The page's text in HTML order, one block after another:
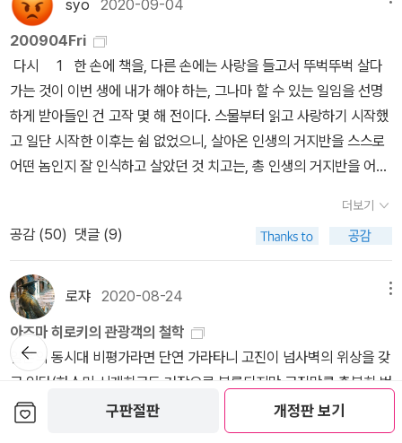
구판절판 개정판 보기
하지 못했을 것이다. 모든 것은 말에서 시작되었다. (토니 주트, 『더
나은 삶을 상상하라』, pp.174-175)사사키 아타루의 『잘라라, 기도
하는 그 손을』은 적어도 내겐 단순히 어느 세상 물정 모르는 백면서생
의 자아도취적인 문학주의 선언문으로 읽히지 않았다. 대신에 이 책
은 진정한 의미에서 혁명이란 무엇이고, 그 혁명이 맞서야할 폭력이
란 또 무엇이며, 언어와 사상, 텍스트가 어째서 혁명의 과업에 필수적
인 일부일 수밖에 없는지를 보여주고 있을 뿐이다. 그러니 이 책은 문
학의 가치를 탐구하는 책도, 루터의 열정을 추적하는 책도, 독서의 재
미를 증언하는 책도 아니다. 오직 언어로부터 시작되어 텍스트, 곧 세
계 전체를 바꾸는 것으로 귀결되는 혁명의 절차와 논리를 탐구하고
나아간다. 지극히 단순하고 전체주의적이며 기만적이기까지 한 종말
론과는 비교할 수 없겠지만. 나만의 생각일까. 모르겠다. 입에서 자꾸
맴돈다. ‘새로운 것은 없다’라, ‘새로운 것은 없다.’라, 그냥 내뱉고 말
생각은 아닌 것 같아 남겨본다.* * * 루시디. 이 작가는 [문학-정
치]의 첨예한 관계를 있는 그대로 드러낸 상징이다. 여기서 가오싱젠
을 한 번 더 말하고 싶었다. 언젠가 한 영화평론을 읽었다. 왜 우리나
라에서는 정치인을 주제로 한 영화가 나오지 않느냐는 글이다. 혹 그
평론을 아는 이가 있을지 모르겠다. (어딘가 크게 게재됐던 기억이 있
까.”라는 단발의 역정을 적어놔서 웃었다. 생각해봤다. 그보다는 문학
과 정치가 연결되어 있는 것을 본능적으로 거부하려는 어떤 습성이
우리에게 들어있는 까닭이 아닐까, 그래서 ‘만들어봤자’인 영화를 만
들지 않는 것이 아닐까. 그렇지 않아도 가오싱젠의 문학론을 읽었던
차다. 『야전과 영원』에서 벤슬라마의 인용으로 지적된 [문학]과 혁명
의 관계는 사사키의 이번 책에서도 여지없이 나왔다. 사사키도 이 부
분을 거듭 강조하고 싶었던 것 같다. 정치와 혁명은 뗄 수가 없다. 그
러니 [문학]과 정치는 적대적 관계에 있다. 그가 어느 편에 서있는지
게 무척 새로운 방식으로 읽음을 생각함을 씀을 그리고 그것에 대해
서 행함을 얘기해주고 있고, 안이한 방식으로 비극과 끝을 말하는 이
들을 비난하며 아직 시작조차 하지 않았음을 말하고 있다. 유치한 감
수성에서 벗어나 진정한 읽음을 글을 피하지 않고 글과 마주하며 고
독한 싸움을 기쁘게 받아들이기를, 우리들에게 자신의 생각에 동의한
다면 어쩔 수 없으니 그렇게 해야만 한다는 것을 말하고 있다. 아무래
도... 그렇게 해야만 할 것 같다. 이렇게 충격을 받을 정도로 글을 읽고
를 읽어야만 할 것 같다. 참고 : 저자는 피에르 르장드르에 대해서
자주 언급하고 있는데, 국내에는 번역된 책이 없어서 그에 대해서 아
는 것이 없기 때문에 조금은 아쉬웠다. 물론, 어차피 페르낭 브로델의
책도 전혀 읽은 것이 없으니... 할 말이 없다.
다. 반면 제가 받은 문체에대한 인상은 작가의 문체가 자신의 감정에
매우 솔직하다는 점입니다.아타루 자신은 자신의 논지를 전개해나가
며 ‘짜증난다.’,‘수치스럽다’, ‘혐오스럽다’, ‘치사하다’ 등의 표현을서슴
없이 하고 있습니다. 나아가 자신이 모든 것을 알고있고 객관적인 것
처럼 말하는 작가나 비평가들의 태도에상당한 거부감을 스스럼없이
드러내고 있습니다. 또한 작가는 마치 바로 앞에서 말로 강연하듯 글
쓰기를 하고 있습니다. 그런점에서다소 머리가 지끈거릴만한 역사나
철학적 소재도 꽤나 빨리 읽어나갈 수 있었던 것 같습니다. 아마도 대
체로짧고 간결한 문장으로 이루어진 작가의 문제에 힘입은바 크다고
얘기한 ‘솔직한’ 표현과 어우러지면서참신한 문체로 받아들인 것이
아닐까 생각해봅니다. 오늘 인용한 부분은 아타루가 재인용한 니체의
저서 <차라투스트라는 이렇게 말했다> 의 한 부분입니다. 아타루의
책을 번역한 번역가는 일본어로 번역된 니체의 책을 다시 우리말로
번역한 것이라, 독일어원전을 번역한 다른 <차라투스트라는 이렇게
말했다> (황성광옮김)중 동일한 부분을 찾아 비교해보았습니다. 두
인용부분을 비교해보면고개를 갸우뚱하게 하는 부분들이 있긴하지
면서 스스로 할 수 있다는 것을 깨달았다는 것이다. 이는 다시 말하면
'준거'에 대한 이야기이기도 하다. 저자는 앞에 로빈슨 크루소에 대해
이야기하는데 그가 무인도에서 혼자 있을 때 그를 가장 공포에 떨게
한 것은 바로 지각과 사고를 구별할 수 없었다는 것이라고 설명한다.
혼자 본 것은 본 것이 아니다. 자신의 지각이 자신에 의해서만 보증된
다는 것은 사실 지각되지 않은 것과 같은 것과 같기 때문이다. 책을 읽
는다는 것은 우리 모두가 로빈슨 크루소가 된다는 것이다. 그리고 이
하는 것이기도 하다. 그래서 우리는 텍스트를 읽을 수 없다. 우리가 읽
는 것은 그저 자기 자신 뿐이다. 그래야만 미치지 않을 수 잇을니까.
하지만 어떤 사람들은 텍스트를 읽는다. 철저하게. 제대로, 진정으로,
미쳐버릴 정도로, 읽는다. '읽고 만 이상, 거기에 그렇게 쓰여 있는 이
상, 그 한 행이 아무래도 옳다고밖에 생각되지 않는 이상, 그 문구가
하얀 표면에 반짝반짝 검게 빛나 보이고 만 이상, 그 말에 이끌려 살아
갈 수밖에 없습니다. 그 한 행의 검은 글자, 그 빛에.'_36p'루터는 이
상할 정도로-이상해질 정도로- 철저하게 성서를 읽고 또 읽었습니다.
(중략) 이 세계의 질서에는 아무런 근거도 없습니다. 게다가 그 질서
는 완전히 썩어빠졌습니다. 다른 사람은 모두 이 질서를 따르고 있습
중적 존재에 눈 길이 많이 갔다. 인간이자 고래인 요나.4. 사사키 아타
루의 '잘라라 기도하는 그 손을' : 아, 이거도 읽다가 바빠져서 덮었다.
초반에 정보에 대한 강박과 거대한 자아를 주제로 하는 이야기가 흥
미롭고, 중세 해석자 혁명에 대한 이야기도 흥미로운 책. 언제 쯤 독후
감을 쓸 수 있으려나.5. 이민열 교수의 '인생을 바꾸는 탐구 습관' : 뭔
가에 집중하다가 머리가 지끈거려 쉬고 싶을 때 이 책을 조금씩 다시
봤다. 다시 봐도 좋다. 역시 내가 정말로 존경하는 분 중의 한 분. 사숙
중이다.6. 아미시 자의 '주의력 연습' : 각종 디지털 기기, 정복 중독으
7. Erich Fromm의 The Art of Loving : 실용적으로도 도움 되고
영어 공부도 할 겸 에리히 프롬의 사랑의 기술을 읽고 있다. 거르고 싶
은 부분도 많지만 좋은 부분도 많다.한 달을 돌아보며1. 뒤적거린 책
이 참 많았다. 몇 권을 계속해서 붙잡고 끝까지 읽고 싶지만 이런저런
이유로 며칠 놓고 있으면 포기하게 되기도 하고 잊게 되기도 한다. 전
에는 이게 참 싫었는데, 이젠 좀 그러려니 한다. 그러다가 상황도 되고
책도 재밌어서 완독 하면 좋은 거고 아니면 나중에 이런 기록을 바탕
으로 다시 읽어나가면 좋은 거 아닌가 싶다.2. 밀도 있던 글을 쓸 때
syo 2020-09-04
200904Fri
다시 1 한 손에 책을, 다른 손에는 사랑을 들고서 뚜벅뚜벅 살다
가는 것이 이번 생에 내가 해야 하는, 그나마 할 수 있는 일임을 선명
하게 받아들인 건 고작 몇 해 전이다. 스물부터 읽고 사랑하기 시작했
고 일단 시작한 이후는 쉼 없었으니, 살아온 인생의 거지반을 스스로
어떤 놈인지 잘 인식하고 살았던 것 치고는, 총 인생의 거지반을 어떤
시단에 새로이 등장한 폴 발레리가 스승으로 우러러보던 스테판 말라
르메에게 시작詩作의 충고를 구하는 편지를 쓴 적이 있습니다. 말라
르메는 어떻게 답장을 썼을까요? '유일한 참된 충고자, 고독이 하는
말을 듣도록'이라는 것이었습니다. 아름다운 일화입니다. 자신이 하
는 말도 듣지 말라는 얘깁니다. 누구의 '부하'도 되어서는 안 되고, 누
구의 '명령'도 들어서는 안 됩니다._ 사사키 아타루, 『잘라라, 기도하
는 그 손을』 2 자신에 대해 더 많이 알아가는 중. 나라고 생각했던
나와, 되고 싶었던 나와, 되기 싫었던 나가 이루는 삼각형의 안쪽 어딘
가에 내가 있는 것 같다. 정확히 어디쯤인지는 알 수 없지만. 거기가
더보기
공감 (50) 댓글 (9)
로쟈 2020-08-24
아즈마 히로키의 관광객의 철학
일본의 동시대 비평가라면 단연 가라타니 고진이 넘사벽의 위상을 갖
고 있다(하스미 시게히코도 거장으로 분류되지만 고진만큼 충분히 번
역돼 있지 않다). 걸출한 신예가 등장하면 '제2의 가라타니 고진'이란
식으로 불리게 되는데, 한때 아사다 아키라가 그렇게 불렸고, 그 배턴
뒤로가
기